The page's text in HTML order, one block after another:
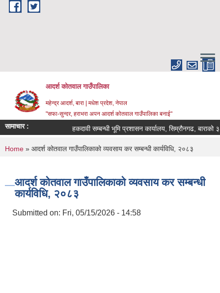
Skip to main content
आदर्श कोतवाल गाउँपालिका
महेन्द्र आदर्श, बारा | मधेश प्रदेश, नेपाल
"सफा-सुन्दर, हराभरा अपन आदर्श कोतवाल गाउँपालिका बनाई"
सामाचार : हकदावी सम्बन्धी भूमि प्रशासन कार्यालय, सिम्रौनगढ, बाराको
You are here
Home » आदर्श कोतवाल गाउँपालिकाको व्यवसाय कर सम्बन्धी कार्यविधि, २०८३
आदर्श कोतवाल गाउँपालिकाको व्यवसाय कर सम्बन्धी
कार्यविधि, २०८३
Submitted on: Fri, 05/15/2026 - 14:58